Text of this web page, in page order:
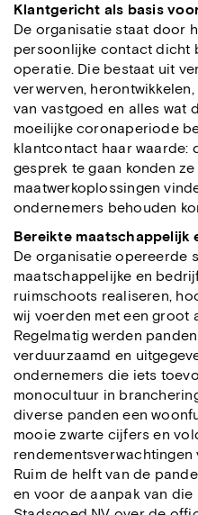
Klantgericht als basis
De organisatie staat door
persoonlijke contact dicht
operatie. Die bestaat uit
verwerven,
van vastgoed en alles wat
moeilijke coronaperiode
klantcontact haar waarde:
gesprek te gaan konden ze
maatwerkoplossingen
ondernemers behouden
Bereikte maatschappelijk
De organisatie opereerde
maatschappelijke en
ruimschoots realiseren,
wij voerden met een groot
Regelmatig werden
verduurzaamd en
ondernemers die iets
monocultuur in
diverse panden een
mooie zwarte cijfers en
Ruim de helft van de
en voor de aanpak van